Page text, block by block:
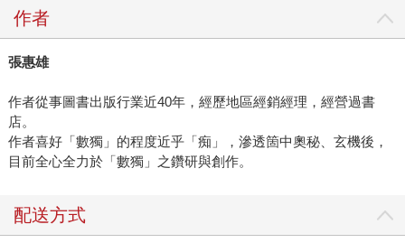
作者
張惠雄
作者從事圖書出版行業近40年，經歷地區經銷經理，經營過書
店。
作者喜好「數獨」的程度近乎「痴」，滲透箇中奧秘、玄機後，
目前全心全力於「數獨」之鑽研與創作。
配送方式